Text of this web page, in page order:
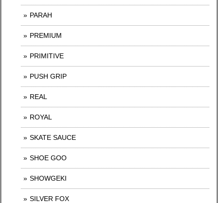
PARAH
PREMIUM
PRIMITIVE
PUSH GRIP
REAL
ROYAL
SKATE SAUCE
SHOE GOO
SHOWGEKI
SILVER FOX